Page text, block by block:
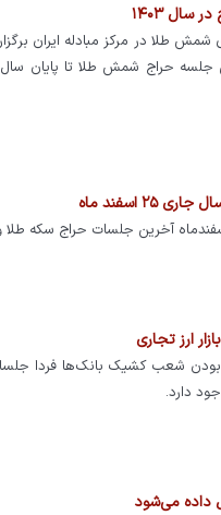
اسفند ماه
ارز تجاری
بودن شعب کشیک بانک‌ها فردا
دارد.
داده می‌شود